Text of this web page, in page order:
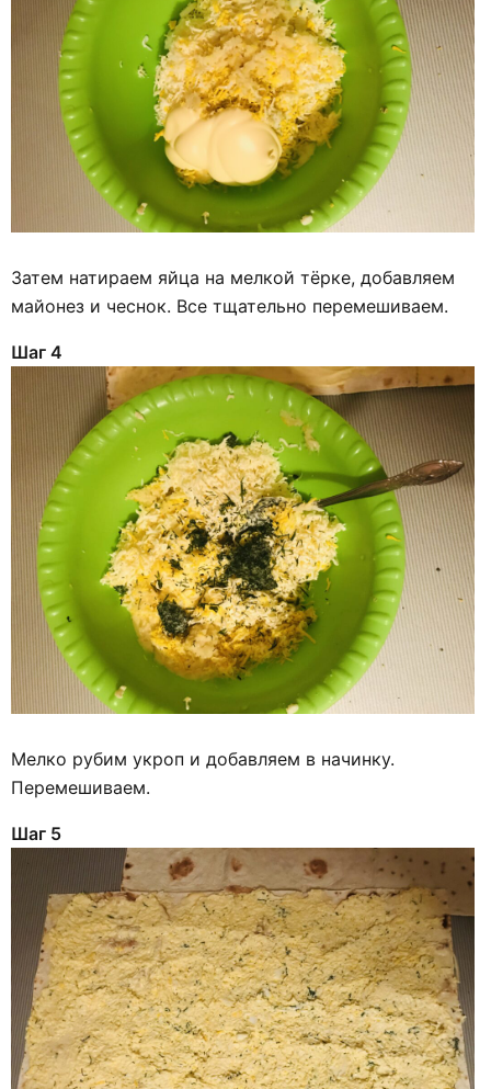
Затем натираем яйца на мелкой тёрке, добавляем
майонез и чеснок. Все тщательно перемешиваем.
Шаг 4
Мелко рубим укроп и добавляем в начинку.
Перемешиваем.
Шаг 5